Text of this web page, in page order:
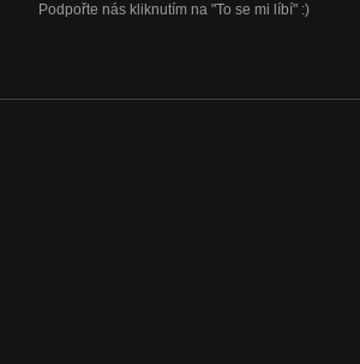
Podpořte nás kliknutím na "To se mi líbí" :)